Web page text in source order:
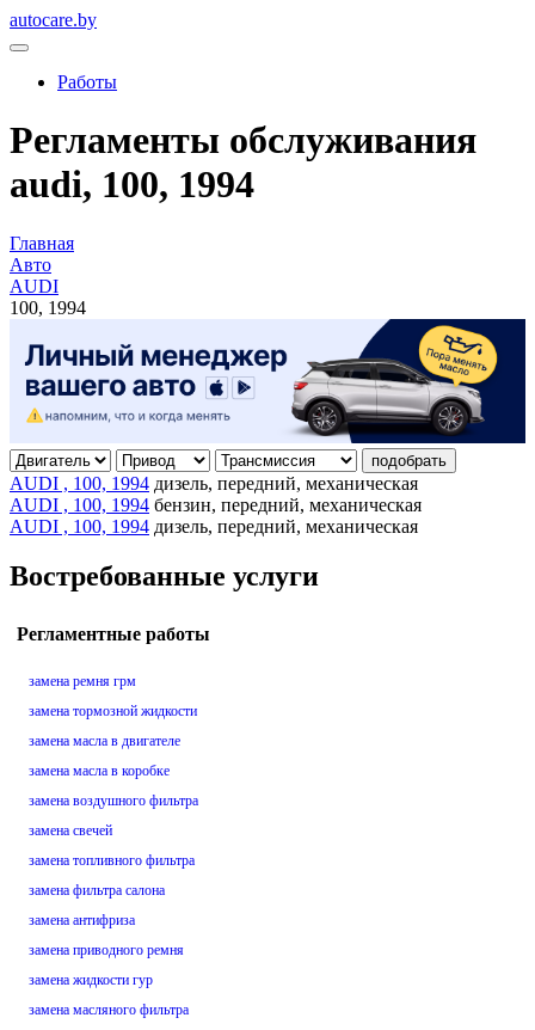
autocare.by
Работы
Регламенты обслуживания
audi, 100, 1994
Главная
Авто
AUDI
100, 1994
подобрать
AUDI , 100, 1994 дизель, передний, механическая
AUDI , 100, 1994 бензин, передний, механическая
AUDI , 100, 1994 дизель, передний, механическая
Востребованные услуги
Регламентные работы
замена ремня грм
замена тормозной жидкости
замена масла в двигателе
замена масла в коробке
замена воздушного фильтра
замена свечей
замена топливного фильтра
замена фильтра салона
замена антифриза
замена приводного ремня
замена жидкости гур
замена масляного фильтра